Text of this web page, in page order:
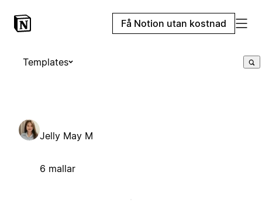
Få Notion utan kostnad
Templates
Jelly May M
6 mallar